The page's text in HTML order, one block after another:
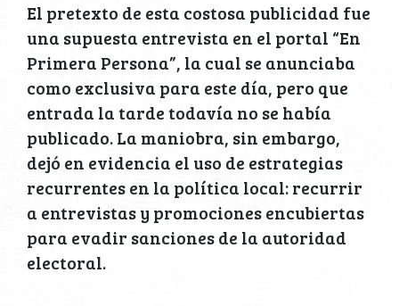
El pretexto de esta costosa publicidad fue
una supuesta entrevista en el portal “En
Primera Persona”, la cual se anunciaba
como exclusiva para este día, pero que
entrada la tarde todavía no se había
publicado. La maniobra, sin embargo,
dejó en evidencia el uso de estrategias
recurrentes en la política local: recurrir
a entrevistas y promociones encubiertas
para evadir sanciones de la autoridad
electoral.